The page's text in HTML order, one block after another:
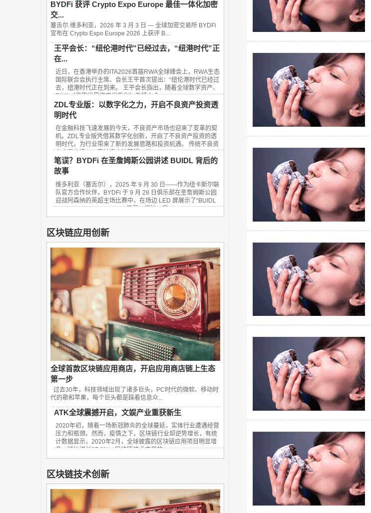
BYDFi 获评 Crypto Expo Europe 最佳一体化加密
交...
塞舌尔 维多利亚，2026 年 3 月 3 日 — 全球加密交易所 BYDFi
宣布在 Crypto Expo Europe 2026 上获评 B...
王平会长：“纽伦港时代”已经过去，“纽港时代”正
在...
近日，在香港举办的ITA2026首届RWA全球峰会上，RWA生态
国际联合会执行主席、会长王平首次提出：“纽伦港时代已经过
去，纽港时代正在到来。 王平会长指出，随着全球数字资产、
RWA（真实世界资产代币化）及链上金...
ZDL专业版：以数字化之力，开启不良资产投资透
明时代
在金融科技飞速发展的今天，不良资产市场也迎来了变革的契
机。ZDL专业版凭借其数字化创新，开启了不良资产投资的透
明时代，为行业带来了新的发展思路和投资机遇。 传统不良资
产交易市场，一直被资产流转慢、信...
笔误？BYDFi 在圣詹姆斯公园讲述 BUIDL 背后的
故事
维多利亚（塞舌尔），2025 年 9 月 30 日——作为纽卡斯尔联
队官方合作伙伴，BYDFi 于 9 月 28 日俱乐部在圣詹姆斯公园
迎战阿森纳的英超主场比赛中，在场边 LED 屏展示了“BUIDL
YOUR DREAM FINANCE”口号。很快，我...
区块链应用创新
全球首款区块链应用商店，开启应用商店链上生态
第一步
过去30年，科技领域出现了诸多巨头，PC时代的微软、移动时
代的歌和苹果，每个巨头都是踩着信息众...
ATK全球震撼开启，文娱产业重获新生
2020年初，随着一场新冠肺炎的全球蔓延，实体行业遭遇经营
压力和瓶颈。然而，疫情之下，区块链行业却逆势增长，有统
计数据显示，2020年2月，全球披露的区块链应用项目明显增
多，环比增长27.6%。区块链技术应用的...
区块链技术创新